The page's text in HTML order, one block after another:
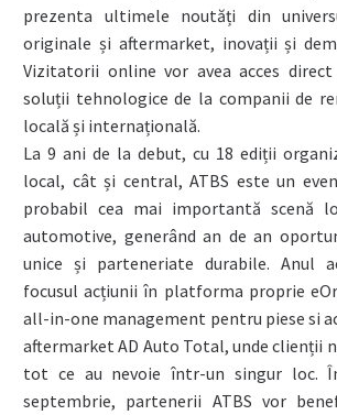
prezenta ultimele noutăți din
originale și aftermarket, inovații și
Vizitatorii online vor avea acces
soluții tehnologice de la companii de
locală și internațională.
La 9 ani de la debut, cu 18 ediții
local, cât și central, ATBS este un
probabil cea mai importantă scenă
automotive, generând an de an
unice și parteneriate durabile. Anul
focusul acțiunii în platforma proprie
all-in-one management pentru piese si
aftermarket AD Auto Total, unde clienții
tot ce au nevoie într-un singur loc.
septembrie, partenerii ATBS vor